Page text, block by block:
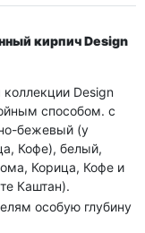
кирпич Design
Design
способом. с
бежевый (у
Кофе), белый,
Корица, Кофе и
Каштан).
особую глубину